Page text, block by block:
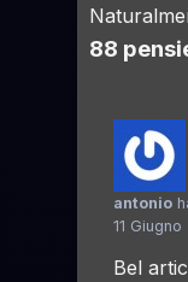
88
antonio
11
Bel